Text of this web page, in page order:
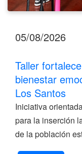
05/08/2026
Taller
bienestar
Los Santos
Iniciativa
para la inserción
de la población